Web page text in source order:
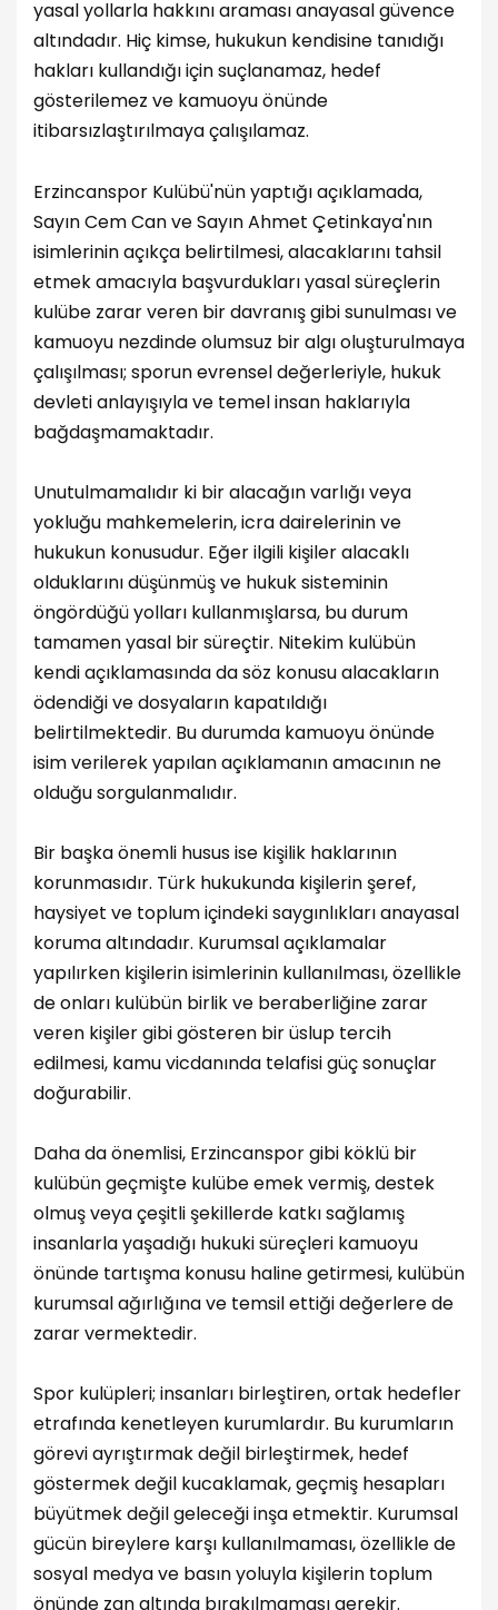
yasal yollarla hakkını araması anayasal güvence
altındadır. Hiç kimse, hukukun kendisine tanıdığı
hakları kullandığı için suçlanamaz, hedef
gösterilemez ve kamuoyu önünde
itibarsızlaştırılmaya çalışılamaz.
Erzincanspor Kulübü'nün yaptığı açıklamada,
Sayın Cem Can ve Sayın Ahmet Çetinkaya'nın
isimlerinin açıkça belirtilmesi, alacaklarını tahsil
etmek amacıyla başvurdukları yasal süreçlerin
kulübe zarar veren bir davranış gibi sunulması ve
kamuoyu nezdinde olumsuz bir algı oluşturulmaya
çalışılması; sporun evrensel değerleriyle, hukuk
devleti anlayışıyla ve temel insan haklarıyla
bağdaşmamaktadır.
Unutulmamalıdır ki bir alacağın varlığı veya
yokluğu mahkemelerin, icra dairelerinin ve
hukukun konusudur. Eğer ilgili kişiler alacaklı
olduklarını düşünmüş ve hukuk sisteminin
öngördüğü yolları kullanmışlarsa, bu durum
tamamen yasal bir süreçtir. Nitekim kulübün
kendi açıklamasında da söz konusu alacakların
ödendiği ve dosyaların kapatıldığı
belirtilmektedir. Bu durumda kamuoyu önünde
isim verilerek yapılan açıklamanın amacının ne
olduğu sorgulanmalıdır.
Bir başka önemli husus ise kişilik haklarının
korunmasıdır. Türk hukukunda kişilerin şeref,
haysiyet ve toplum içindeki saygınlıkları anayasal
koruma altındadır. Kurumsal açıklamalar
yapılırken kişilerin isimlerinin kullanılması, özellikle
de onları kulübün birlik ve beraberliğine zarar
veren kişiler gibi gösteren bir üslup tercih
edilmesi, kamu vicdanında telafisi güç sonuçlar
doğurabilir.
Daha da önemlisi, Erzincanspor gibi köklü bir
kulübün geçmişte kulübe emek vermiş, destek
olmuş veya çeşitli şekillerde katkı sağlamış
insanlarla yaşadığı hukuki süreçleri kamuoyu
önünde tartışma konusu haline getirmesi, kulübün
kurumsal ağırlığına ve temsil ettiği değerlere de
zarar vermektedir.
Spor kulüpleri; insanları birleştiren, ortak hedefler
etrafında kenetleyen kurumlardır. Bu kurumların
görevi ayrıştırmak değil birleştirmek, hedef
göstermek değil kucaklamak, geçmiş hesapları
büyütmek değil geleceği inşa etmektir. Kurumsal
gücün bireylere karşı kullanılmaması, özellikle de
sosyal medya ve basın yoluyla kişilerin toplum
önünde zan altında bırakılmaması gerekir.